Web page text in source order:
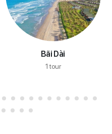
Bãi Dài
1 tour